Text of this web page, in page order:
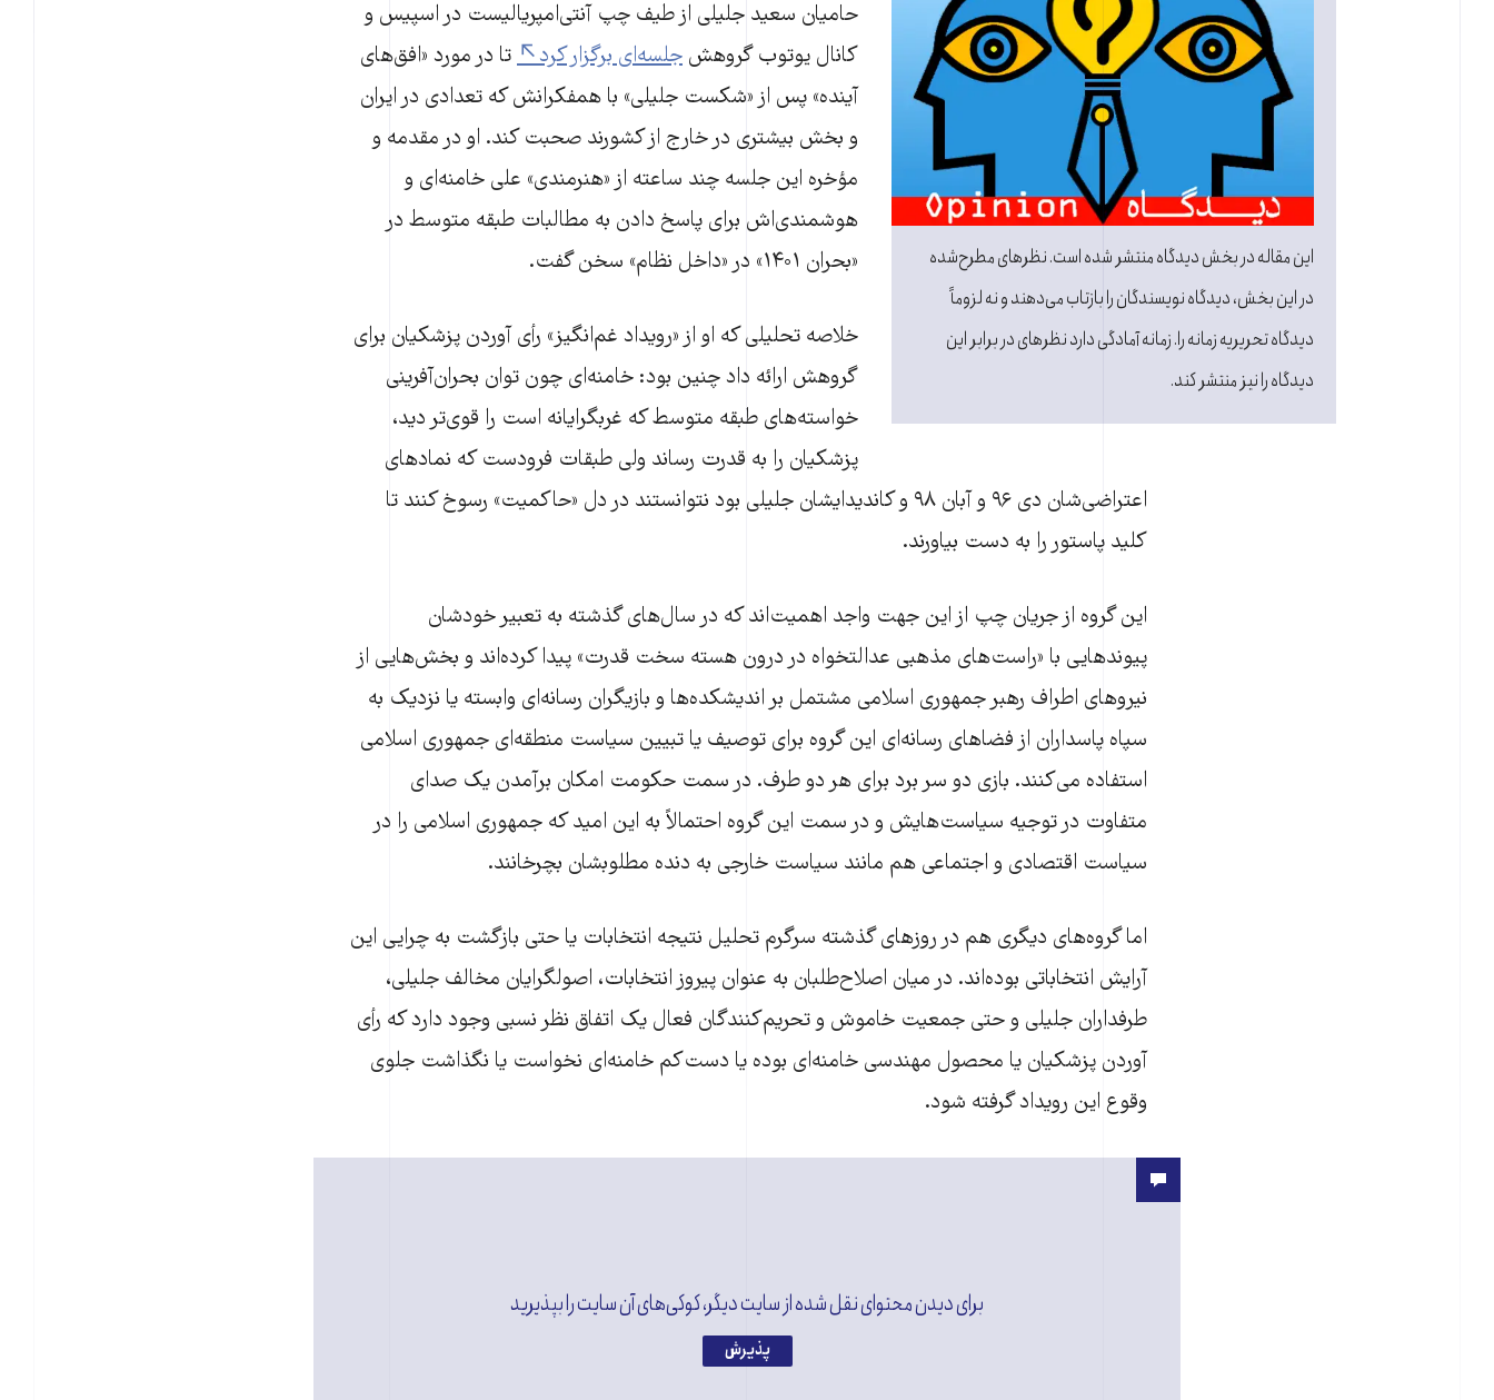
این مقاله در بخش دیدگاه منتشر شده است. نظرهای مطرح‌شده
در این بخش، دیدگاه نویسندگان را بازتاب می‌دهند و نه لزوماً
دیدگاه تحریریه زمانه را. زمانه آمادگی دارد نظرهای در برابر این
دیدگاه را نیز منتشر کند.
حامیان سعید جلیلی از طیف چپ آنتی‌امپریالیست در اسپیس و
کانال یوتوب گروهش جلسه‌ای برگزار کرد
تا در مورد «افق‌های
آینده» پس از «شکست جلیلی» با همفکرانش که تعدادی در ایران
و بخش بیشتری در خارج از کشورند صحبت کند. او در مقدمه و
مؤخره این جلسه چند ساعته از «هنرمندی» علی خامنه‌ای و
هوشمندی‌اش برای پاسخ دادن به مطالبات طبقه متوسط در
«بحران ۱۴۰۱» در «داخل نظام» سخن گفت.
خلاصه تحلیلی که او از «رویداد غم‌انگیز» رأی آوردن پزشکیان برای
گروهش ارائه داد چنین بود: خامنه‌ای چون توان بحران‌آفرینی
خواسته‌های طبقه متوسط که غربگرایانه است را قوی‌تر دید،
پزشکیان را به قدرت رساند ولی طبقات فرودست که نمادهای
اعتراضی‌شان دی‌ ۹۶ و آبان ۹۸ و کاندیدایشان جلیلی بود نتوانستند در دل «حاکمیت» رسوخ کنند تا
کلید پاستور را به دست بیاورند.
این گروه از جریان چپ از این جهت واجد اهمیت‌اند که در سال‌های گذشته به تعبیر خودشان
پیوندهایی با «راست‌های مذهبی عدالتخواه در درون هسته سخت قدرت» پیدا کرده‌اند و بخش‌هایی از
نیروهای اطراف رهبر جمهوری اسلامی مشتمل بر اندیشکده‌ها و بازیگران رسانه‌ای وابسته یا نزدیک به
سپاه پاسداران از فضاهای رسانه‌ای این گروه برای توصیف یا تبیین سیاست منطقه‌ای جمهوری اسلامی
استفاده می‌کنند. بازی دو سر برد برای هر دو طرف. در سمت حکومت امکان برآمدن یک صدای
متفاوت در توجیه سیاست‌هایش و در سمت این گروه احتمالاً به این امید که جمهوری اسلامی را در
سیاست اقتصادی و اجتماعی هم مانند سیاست خارجی به دنده مطلوبشان بچرخانند.
اما گروه‌های دیگری هم در روزهای گذشته سرگرم تحلیل نتیجه انتخابات یا حتی بازگشت به چرایی این
آرایش انتخاباتی بوده‌اند. در میان اصلاح‌طلبان به عنوان پیروز انتخابات، اصولگرایان مخالف جلیلی،
طرفداران جلیلی و حتی جمعیت خاموش و تحریم‌کنندگان فعال یک اتفاق نظر نسبی وجود دارد که رأی
آوردن پزشکیان یا محصول مهندسی خامنه‌ای بوده یا دست‌کم خامنه‌ای نخواست یا نگذاشت جلوی
وقوع این رویداد گرفته شود.
برای دیدن محتوای نقل شده از سایت دیگر، کوکی‌های آن سایت را بپذیرید
پذیرش